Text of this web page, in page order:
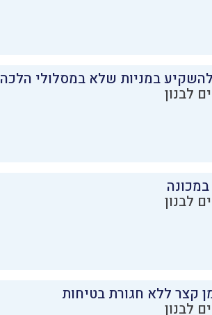
במניות שלא במסלולי הלכה
לבנון
במכונה
לבנון
קצר ללא חגורת בטיחות
לבנון